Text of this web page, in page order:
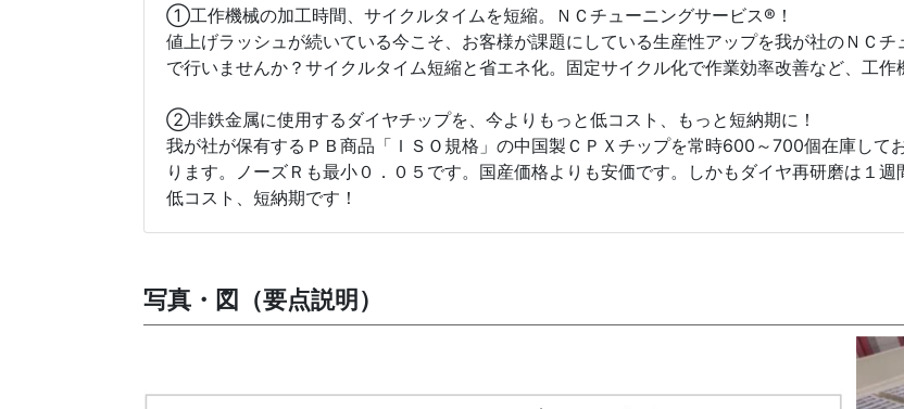
①工作機械の加工時間、サイクルタイムを短縮。ＮＣチューニングサービス®！
値上げラッシュが続いている今こそ、お客様が課題にしている生産性アップを我が社のＮＣ
で行いませんか？サイクルタイム短縮と省エネ化。固定サイクル化で作業効率改善など、工作
②非鉄金属に使用するダイヤチップを、今よりもっと低コスト、もっと短納期に！
我が社が保有するＰＢ商品「ＩＳＯ規格」の中国製ＣＰＸチップを常時600～700個在庫して
ります。ノーズＲも最小０．０５です。国産価格よりも安価です。しかもダイヤ再研磨は１週
低コスト、短納期です！
写真・図（要点説明）